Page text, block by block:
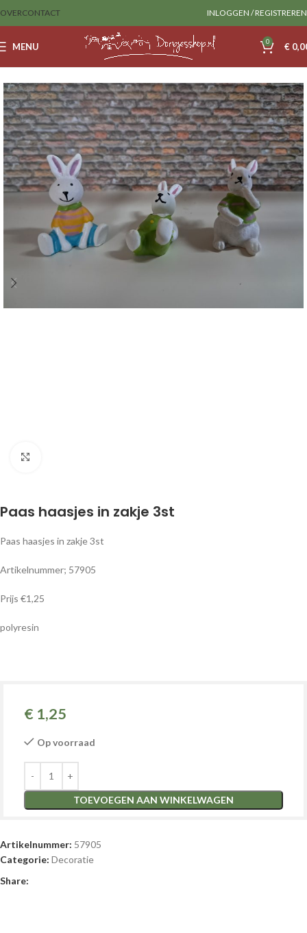
OVERCONTACT INLOGGEN / REGISTREREN
MENU 0 €
Paas haasjes in zakje 3st
Paas haasjes in zakje 3st
Artikelnummer; 57905
Prijs €1,25
polyresin
€ 1,25
Op voorraad
TOEVOEGEN AAN WINKELWAGEN
Artikelnummer: 57905
Categorie: Decoratie
Share: